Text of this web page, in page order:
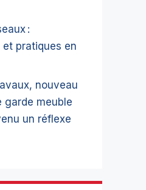
:
pratiques en
nouveau
garde meuble
un réflexe